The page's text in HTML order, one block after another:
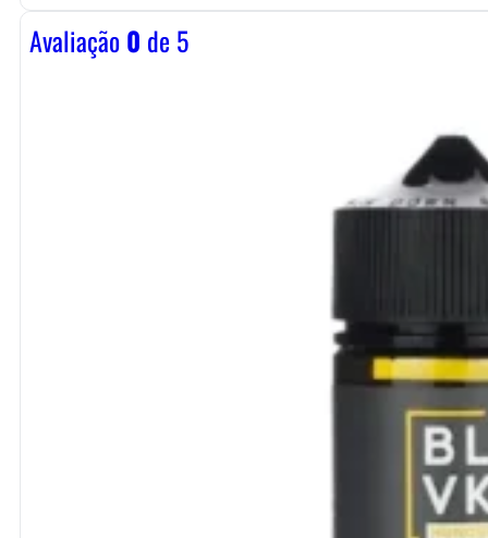
Avaliação0 de 5